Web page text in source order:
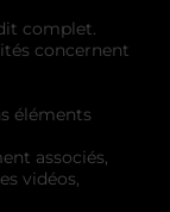
complet.
concernent
éléments
associés,
vidéos,